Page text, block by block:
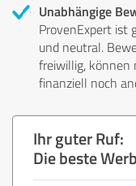
Unabhängige
ProvenExpert ist
und neutral.
freiwillig, können
finanziell noch
Ihr guter Ruf:
Die beste